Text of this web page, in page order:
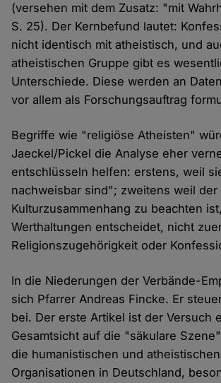
(versehen mit dem Zusatz: "mit
S. 25). Der Kernbefund lautet:
nicht identisch mit atheistisch, und
atheistischen Gruppe gibt es
Unterschiede. Diese werden an
vor allem als Forschungsauftrag
Begriffe wie "religiöse Atheisten"
Jaeckel/Pickel die Analyse eher
entschlüsseln helfen: erstens, weil
nachweisbar sind"; zweitens weil der
Kulturzusammenhang zu beachten
Werthaltungen entscheidet, nicht
Religionszugehörigkeit oder
In die Niederungen der Verbände-
sich Pfarrer Andreas Fincke. Er
bei. Der erste Artikel ist der Versuch
Gesamtsicht auf die "säkulare
die humanistischen und atheistischen
Organisationen in Deutschland,